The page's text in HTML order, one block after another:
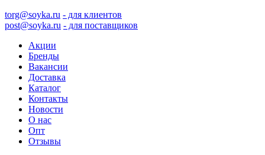
torg@soyka.ru - для клиентов
post@soyka.ru - для поставщиков
Акции
Бренды
Вакансии
Доставка
Каталог
Контакты
Новости
О нас
Опт
Отзывы